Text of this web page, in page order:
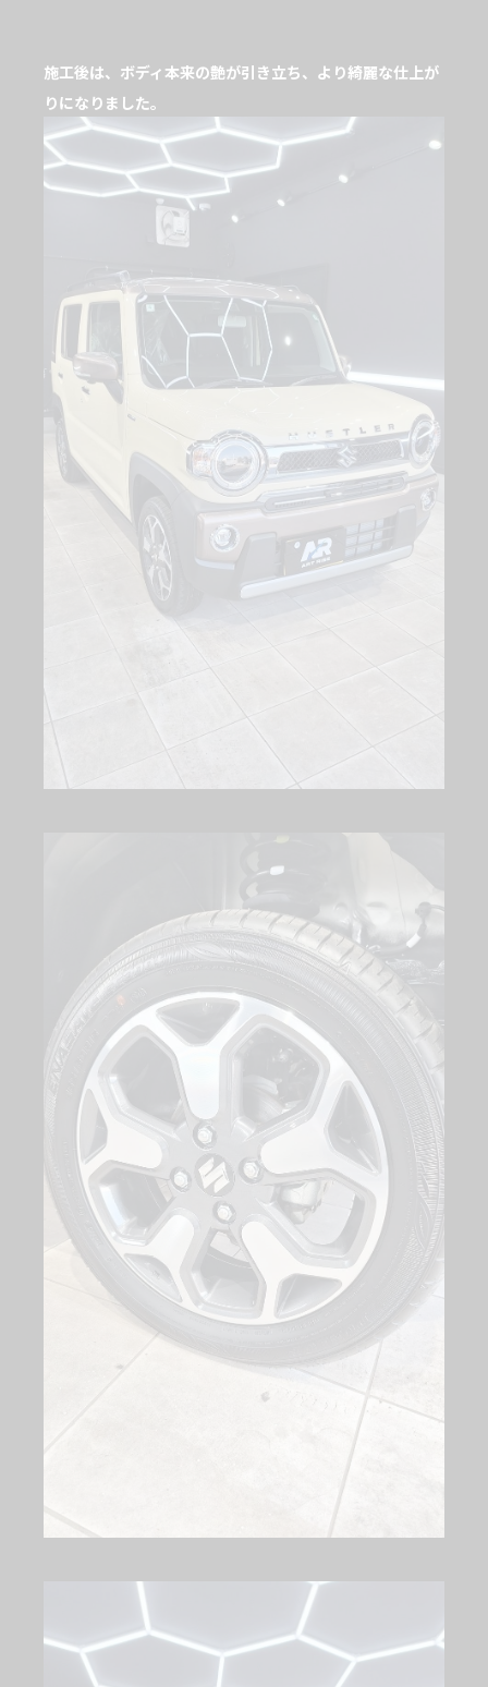
施工後は、ボディ本来の艶が引き立ち、より綺麗な仕上が
りになりました。